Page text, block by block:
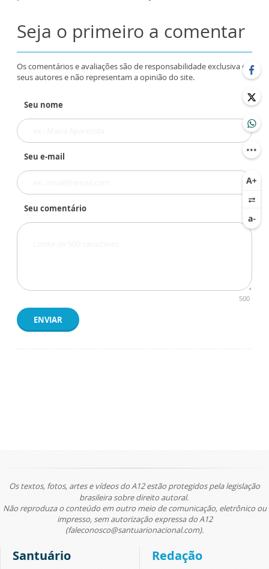
Seja o primeiro a comentar
Os comentários e avaliações são de responsabilidade exclusiva de
seus autores e não representam a opinião do site.
Seu nome
Seu e-mail
Seu comentário
500
ENVIAR
Os textos, fotos, artes e vídeos do A12 estão protegidos pela legislação
brasileira sobre direito autoral.
Não reproduza o conteúdo em outro meio de comunicação, eletrônico ou
impresso, sem autorização expressa do A12
(faleconosco@santuarionacional.com).
Santuário Redação